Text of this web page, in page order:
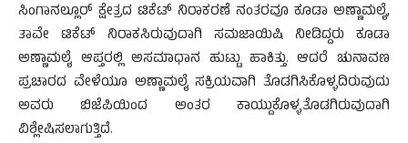
ಸಿಂಗಾನಲ್ಲೂರ್ ಕ್ಷೇತ್ರದ ಟಿಕೆಟ್ ನಿರಾಕರಣೆ ನಂತರವೂ ಕೂಡಾ ಅಣ್ಣಾಮಲೈ,
ತಾವೇ ಟಿಕೆಟ್ ನಿರಾಕಸಿರುವುದಾಗಿ ಸಮಜಾಯಿಷಿ ನೀಡಿದ್ದರು ಕೂಡಾ
ಅಣ್ಣಾಮಲೈ ಆಪ್ತರಲ್ಲಿ ಅಸಮಾಧಾನ ಹುಟ್ಟು ಹಾಕಿತ್ತು. ಆದರೆ ಚುನಾವಣ
ಪ್ರಚಾರದ ವೇಳೆಯೂ ಅಣ್ಣಾಮಲೈ ಸಕ್ರಿಯವಾಗಿ ತೊಡಗಿಸಿಕೊಳ್ಳದಿರುವುದು
ಅವರು ಬಿಜೆಪಿಯಿಂದ ಅಂತರ ಕಾಯ್ದುಕೊಳ್ಳತೊಡಗಿರುವುದಾಗಿ
ವಿಶ್ಲೇಷಿಸಲಾಗುತ್ತಿದೆ.